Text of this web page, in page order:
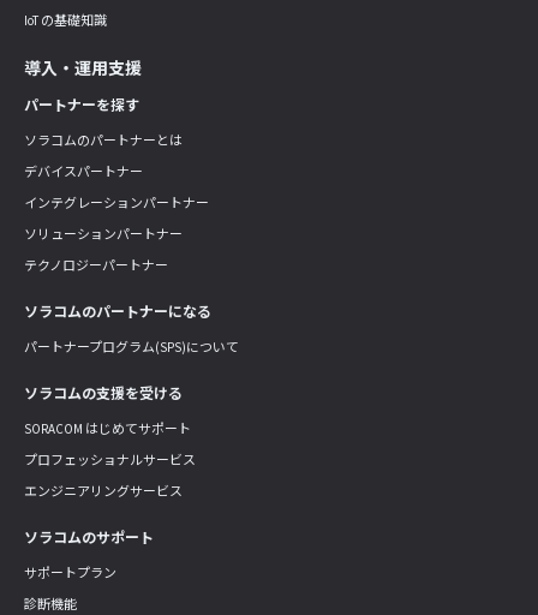
IoT の基礎知識
導入・運用支援
パートナーを探す
ソラコムのパートナーとは
デバイスパートナー
インテグレーションパートナー
ソリューションパートナー
テクノロジーパートナー
ソラコムのパートナーになる
パートナープログラム(SPS)について
ソラコムの支援を受ける
SORACOM はじめてサポート
プロフェッショナルサービス
エンジニアリングサービス
ソラコムのサポート
サポートプラン
診断機能